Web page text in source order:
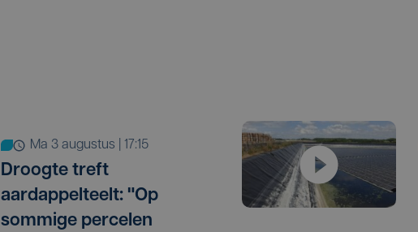
ma 3 augustus | 17:15
Droogte treft
aardappelteelt: "Op
sommige percelen